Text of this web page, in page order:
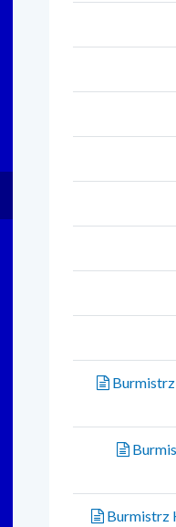
Burmistrz